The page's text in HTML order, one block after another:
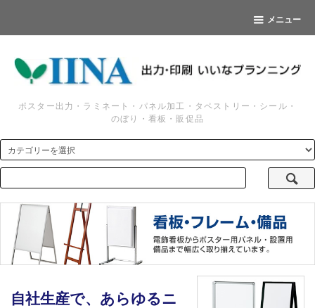
メニュー
ポスター出力・ラミネート・パネル加工・タペストリー・シール・
のぼり・看板・販促品
自社生産で、あらゆるニ